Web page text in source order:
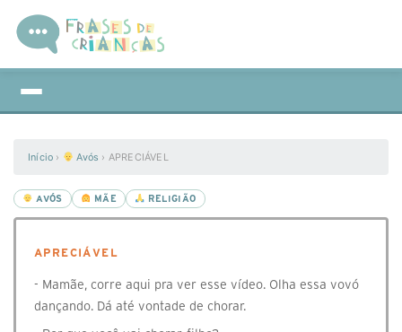
Início › Avós › APRECIÁVEL
AVÓS MÃE RELIGIÃO
APRECIÁVEL
- Mamãe, corre aqui pra ver esse vídeo. Olha essa vovó
dançando. Dá até vontade de chorar.